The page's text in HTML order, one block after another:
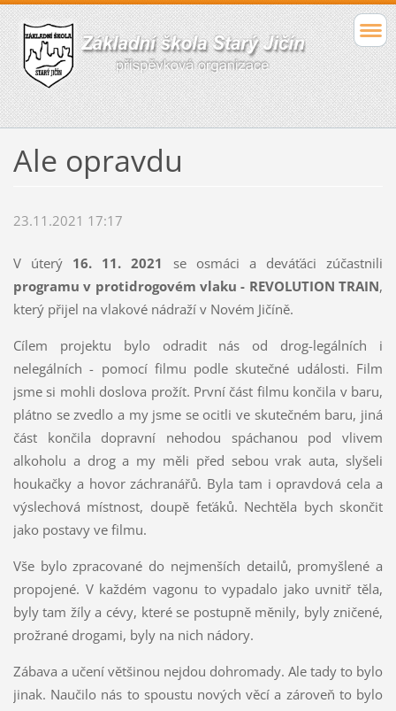
Ale opravdu
23.11.2021 17:17
V úterý 16. 11. 2021 se osmáci a deváťáci zúčastnili
programu v protidrogovém vlaku - REVOLUTION TRAIN,
který přijel na vlakové nádraží v Novém Jičíně.
Cílem projektu bylo odradit nás od drog-legálních i
nelegálních - pomocí filmu podle skutečné události. Film
jsme si mohli doslova prožít. První část filmu končila v baru,
plátno se zvedlo a my jsme se ocitli ve skutečném baru, jiná
část končila dopravní nehodou spáchanou pod vlivem
alkoholu a drog a my měli před sebou vrak auta, slyšeli
houkačky a hovor záchranářů. Byla tam i opravdová cela a
výslechová místnost, doupě feťáků. Nechtěla bych skončit
jako postavy ve filmu.
Vše bylo zpracované do nejmenších detailů, promyšlené a
propojené. V každém vagonu to vypadalo jako uvnitř těla,
byly tam žíly a cévy, které se postupně měnily, byly zničené,
prožrané drogami, byly na nich nádory.
Zábava a učení většinou nejdou dohromady. Ale tady to bylo
jinak. Naučilo nás to spoustu nových věcí a zároveň to bylo